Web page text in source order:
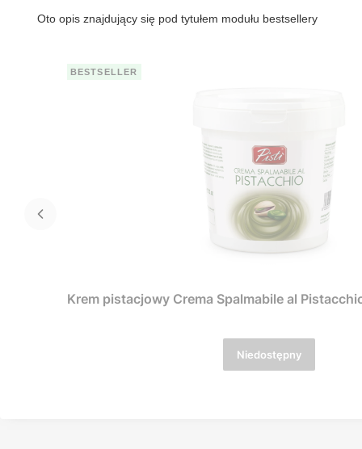
Oto opis znajdujący się pod tytułem modułu bestsellery
BESTSELLER
Krem pistacjowy Crema Spalmabile al
Niedostępny